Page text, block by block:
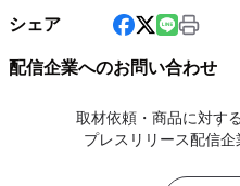
シェア
配信企業へのお問い合わせ
取材依頼・商品に対す
プレスリリース配信企